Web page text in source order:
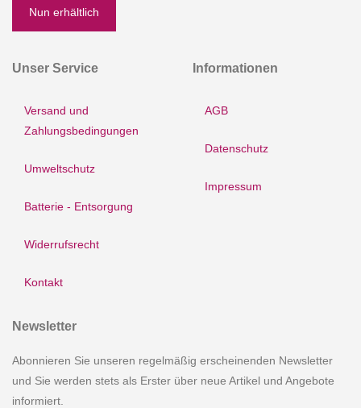
Nun erhältlich
Unser Service
Versand und
Zahlungsbedingungen
Umweltschutz
Batterie - Entsorgung
Widerrufsrecht
Kontakt
Informationen
AGB
Datenschutz
Impressum
Newsletter
Abonnieren Sie unseren regelmäßig erscheinenden Newsletter
und Sie werden stets als Erster über neue Artikel und Angebote
informiert.